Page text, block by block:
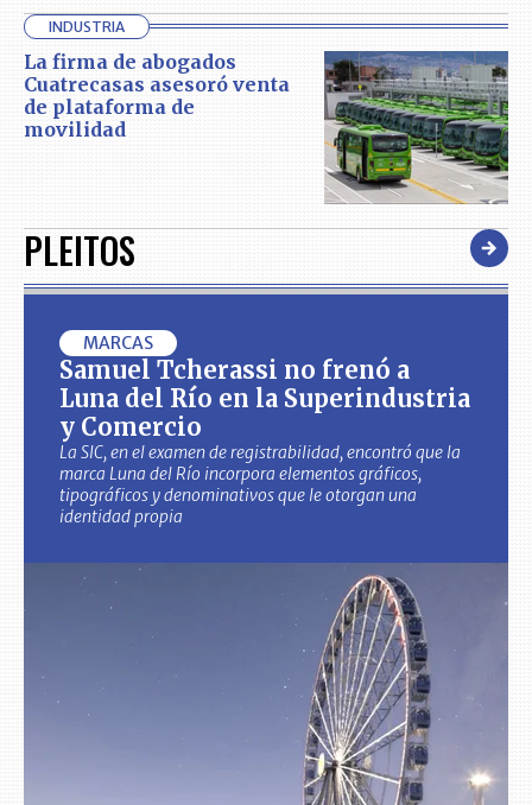
INDUSTRIA
La firma de abogados
Cuatrecasas asesoró venta
de plataforma de
movilidad
PLEITOS
MARCAS
Samuel Tcherassi no frenó a
Luna del Río en la Superindustria
y Comercio
La SIC, en el examen de registrabilidad, encontró que la
marca Luna del Río incorpora elementos gráficos,
tipográficos y denominativos que le otorgan una
identidad propia